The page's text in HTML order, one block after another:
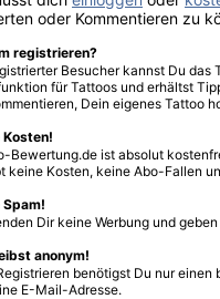
oder Kommentieren zu
registrieren?
Besucher kannst Du
für Tattoos und erhältst
Dein eigenes Tattoo
Kosten!
Bewertung.de ist absolut
keine Kosten, keine Abo-Fallen
Spam!
Dir keine Werbung und
anonym!
benötigst Du nur einen
E-Mail-Adresse.